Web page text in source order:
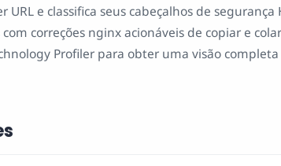
URL e classifica seus cabeçalhos de
correções nginx acionáveis ​​​​de copiar e
Profiler para obter uma visão